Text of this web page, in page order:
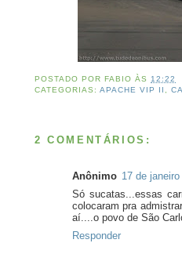
POSTADO PORFABIO ÀS12:22
CATEGORIAS:APACHE VIP II ,
2 COMENTÁRIOS:
Anônimo 17 de
Só sucatas...essas
colocaram pra
aí....o povo de São
Responder